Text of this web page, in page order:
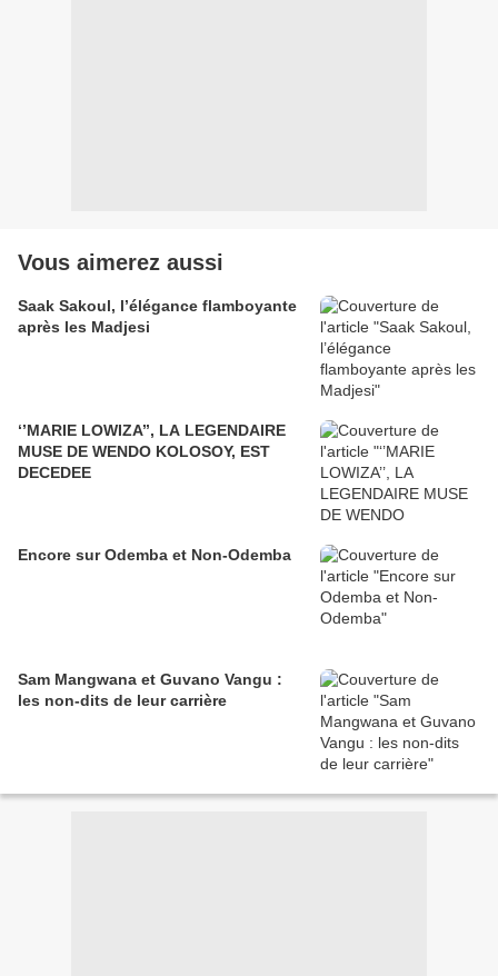
Vous aimerez aussi
Saak Sakoul, l’élégance flamboyante
après les Madjesi
‘’MARIE LOWIZA’’, LA LEGENDAIRE
MUSE DE WENDO KOLOSOY, EST
DECEDEE
Encore sur Odemba et Non-Odemba
Sam Mangwana et Guvano Vangu :
les non-dits de leur carrière